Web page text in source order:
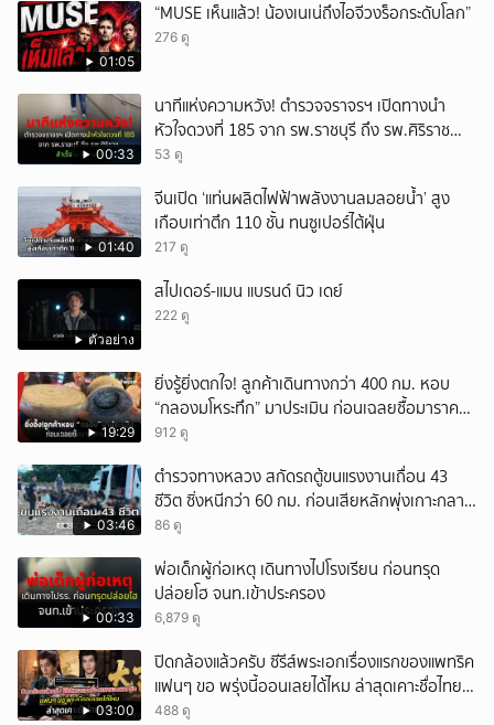
01:05
“MUSE เห็นแล้ว! น้องเนเน่ถึงไอจีวงร็อกระดับโลก”
276 ดู
00:33
นาทีแห่งความหวัง! ตำรวจจราจรฯ เปิดทางนำ
หัวใจดวงที่ 185 จาก รพ.ราชบุรี ถึง รพ.ศิริราช
สำเร็จใน 48 นาที
53 ดู
01:40
จีนเปิด ‘แท่นผลิตไฟฟ้าพลังงานลมลอยน้ำ’ สูง
เกือบเท่าตึก 110 ชั้น ทนซูเปอร์ไต้ฝุ่น
217 ดู
ตัวอย่าง
สไปเดอร์-แมน แบรนด์ นิว เดย์
222 ดู
19:29
ยิ่งรู้ยิ่งตกใจ! ลูกค้าเดินทางกว่า 400 กม. หอบ
“กลองมโหระทึก” มาประเมิน ก่อนเฉลยซื้อมาราคา
เท่าไหร่?
912 ดู
03:46
ตำรวจทางหลวง สกัดรถตู้ขนแรงงานเถื่อน 43
ชีวิต ซิ่งหนีกว่า 60 กม. ก่อนเสียหลักพุ่งเกาะกลาง
ถนน
86 ดู
00:33
พ่อเด็กผู้ก่อเหตุ เดินทางไปโรงเรียน ก่อนทรุด
ปล่อยโฮ จนท.เข้าประครอง
6,879 ดู
03:00
ปิดกล้องแล้วครับ ซีรีส์พระเอกเรื่องแรกของแพทริค
แฟนๆ ขอ พรุ่งนี้ออนเลยได้ไหม ล่าสุดเคาะชื่อไทย
แล้ว
488 ดู